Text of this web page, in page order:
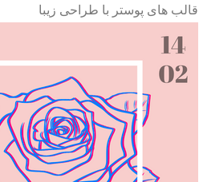
قالب های پوستر با طراحی زیبا